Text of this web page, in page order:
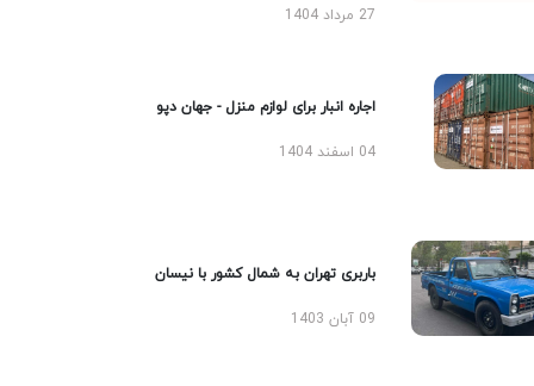
27 مرداد 1404
اجاره انبار برای لوازم منزل - جهان دپو
04 اسفند 1404
باربری تهران به شمال کشور با نیسان
09 آبان 1403